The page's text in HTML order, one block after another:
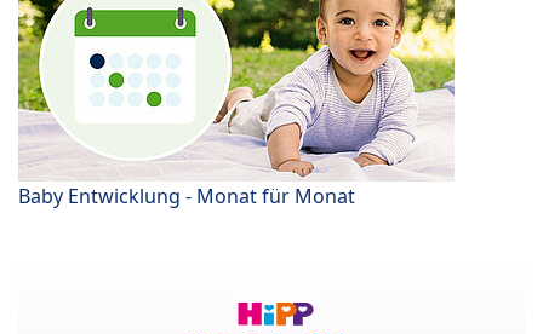
Baby Entwicklung - Monat für Monat